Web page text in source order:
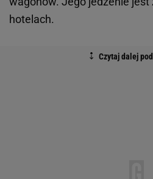
hotelach.